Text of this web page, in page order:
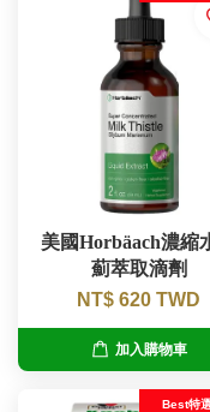
美國Horbäach濃縮
薊萃取滴劑
NT$ 620 TWD
加入購物車
Best特